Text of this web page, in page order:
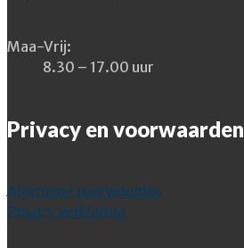
Maa-Vrij:
8.30 – 17.00 uur
Privacy en voorwaarden
Algemene voorwaarden
Privacy verklaring